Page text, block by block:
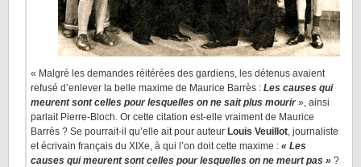
« Malgré les demandes réitérées des gardiens, les détenus avaient
refusé d’enlever la belle maxime de Maurice Barrès : Les causes qui
meurent sont celles pour lesquelles on ne sait plus mourir», ainsi
parlait Pierre-Bloch. Or cette citation est-elle vraiment de Maurice
Barrès ? Se pourrait-il qu’elle ait pour auteur Louis Veuillot, journaliste
et écrivain français du XIXe, à qui l’on doit cette maxime : « Les
causes qui meurent sont celles pour lesquelles on ne meurt pas » ?